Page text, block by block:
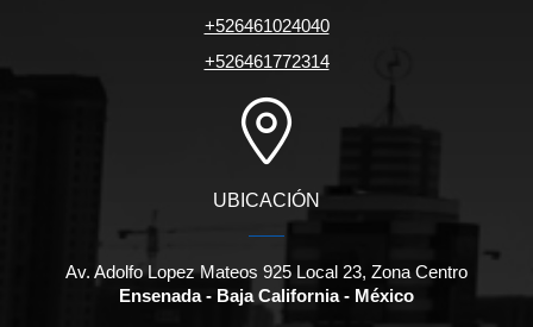
+526461024040
+526461772314
UBICACIÓN
Av. Adolfo Lopez Mateos 925 Local 23, Zona Centro
Ensenada - Baja California - México